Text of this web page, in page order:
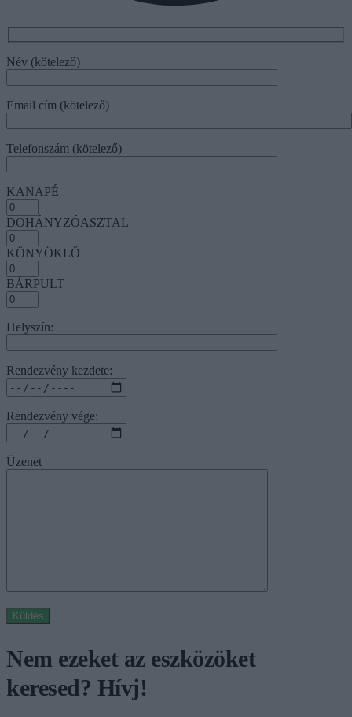
Név (kötelező)
Email cím (kötelező)
Telefonszám (kötelező)
KANAPÉ
DOHÁNYZÓASZTAL
KÖNYÖKLŐ
BÁRPULT
Helyszín:
Rendezvény kezdete:
Rendezvény vége:
Üzenet
Nem ezeket az eszközöket
keresed? Hívj!